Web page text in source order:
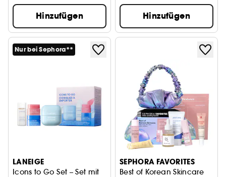
Hinzufügen Hinzufügen
Nur bei Sephora**
LANEIGE
Icons to Go Set – Set mit
SEPHORA FAVORITES
Best of Korean Skincare